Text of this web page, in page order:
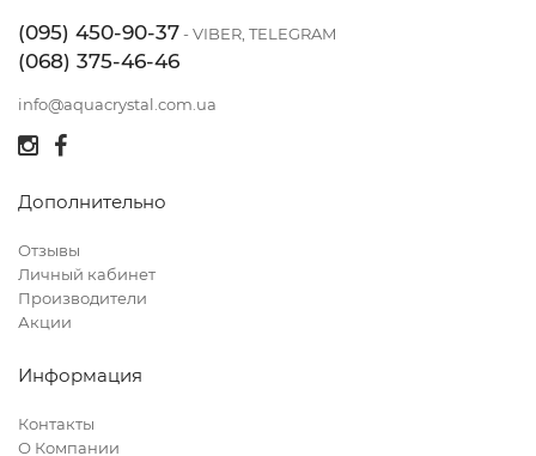
(095) 450-90-37- VIBER, TELEGRAM
(068) 375-46-46
info@aquacrystal.com.ua
Дополнительно
Отзывы
Личный кабинет
Производители
Акции
Информация
Контакты
О Компании